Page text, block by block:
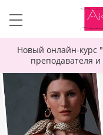
Новый онлайн-курс
преподавателя